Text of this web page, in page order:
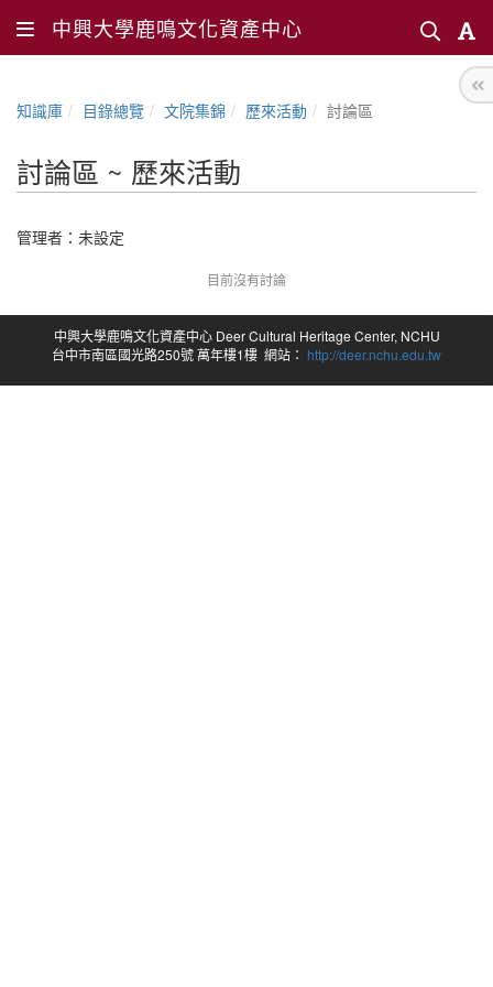
中興大學鹿鳴文化資產中心
知識庫 目錄總覽 文院集錦 歷來活動 討論區
討論區 ~ 歷來活動
管理者：未設定
目前沒有討論
中興大學鹿鳴文化資產中心 Deer Cultural Heritage Center, NCHU
台中市南區國光路250號 萬年樓1樓 網站： http://deer.nchu.edu.tw